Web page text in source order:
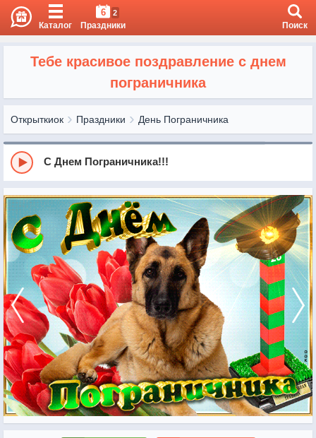
Каталог
6 2
Праздники Поиск
Тебе красивое поздравление с днем
пограничника
Открыткиок Праздники День Пограничника
С Днем Пограничника!!!